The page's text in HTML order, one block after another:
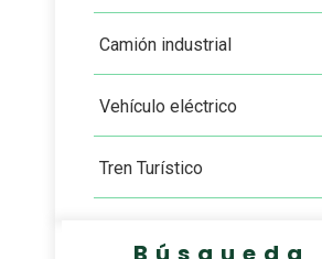
Camión industrial
Vehículo eléctrico
Tren Turístico